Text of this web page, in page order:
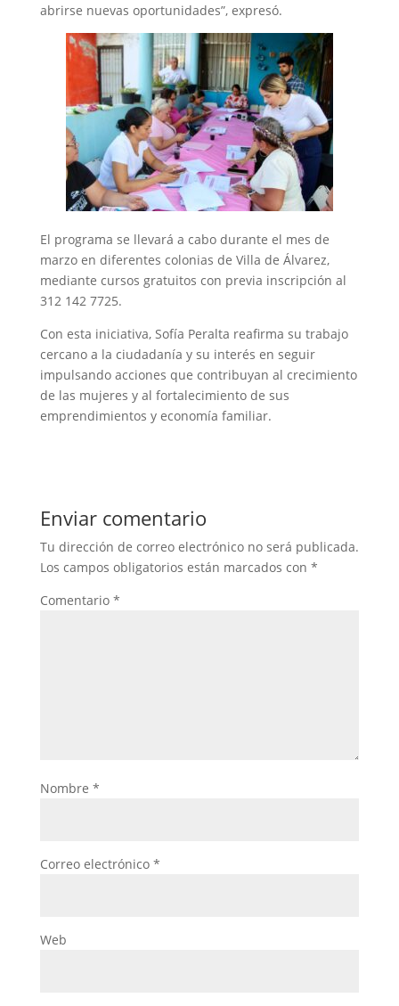
abrirse nuevas oportunidades”, expresó.
El programa se llevará a cabo durante el mes de
marzo en diferentes colonias de Villa de Álvarez,
mediante cursos gratuitos con previa inscripción al
312 142 7725.
Con esta iniciativa, Sofía Peralta reafirma su trabajo
cercano a la ciudadanía y su interés en seguir
impulsando acciones que contribuyan al crecimiento
de las mujeres y al fortalecimiento de sus
emprendimientos y economía familiar.
Enviar comentario
Tu dirección de correo electrónico no será publicada.
Los campos obligatorios están marcados con *
Comentario *
Nombre *
Correo electrónico *
Web